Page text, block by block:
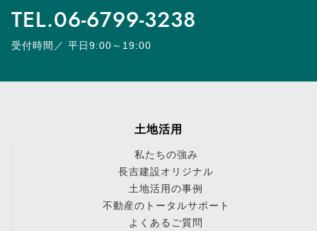
TEL.06-6799-3238
受付時間／ 平日9:00～19:00
土地活用
私たちの強み
長吉建設オリジナル
土地活用の事例
不動産のトータルサポート
よくあるご質問